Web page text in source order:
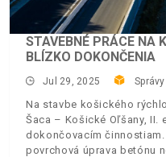
STAVEBNÉ PRÁCE NA
BLÍZKO DOKONČENIA
Jul 29, 2025 Správy
Na stavbe košického
Šaca – Košické Oľšany, II.
dokončovacím
povrchová úprava betónu